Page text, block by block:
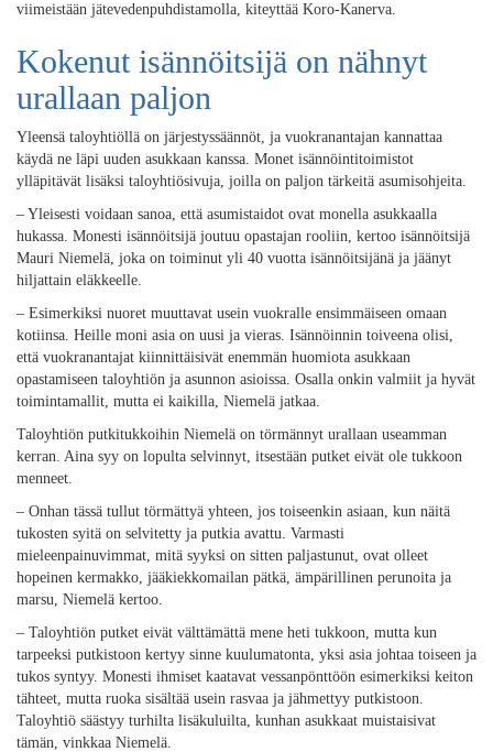
viimeistään jätevedenpuhdistamolla, kiteyttää Koro-Kanerva.
Kokenut isännöitsijä on nähnyt
urallaan paljon
Yleensä taloyhtiöllä on järjestyssäännöt, ja vuokranantajan kannattaa
käydä ne läpi uuden asukkaan kanssa. Monet isännöintitoimistot
ylläpitävät lisäksi taloyhtiösivuja, joilla on paljon tärkeitä asumisohjeita.
– Yleisesti voidaan sanoa, että asumistaidot ovat monella asukkaalla
hukassa. Monesti isännöitsijä joutuu opastajan rooliin, kertoo isännöitsijä
Mauri Niemelä, joka on toiminut yli 40 vuotta isännöitsijänä ja jäänyt
hiljattain eläkkeelle.
– Esimerkiksi nuoret muuttavat usein vuokralle ensimmäiseen omaan
kotiinsa. Heille moni asia on uusi ja vieras. Isännöinnin toiveena olisi,
että vuokranantajat kiinnittäisivät enemmän huomiota asukkaan
opastamiseen taloyhtiön ja asunnon asioissa. Osalla onkin valmiit ja hyvät
toimintamallit, mutta ei kaikilla, Niemelä jatkaa.
Taloyhtiön putkitukkoihin Niemelä on törmännyt urallaan useamman
kerran. Aina syy on lopulta selvinnyt, itsestään putket eivät ole tukkoon
menneet.
– Onhan tässä tullut törmättyä yhteen, jos toiseenkin asiaan, kun näitä
tukosten syitä on selvitetty ja putkia avattu. Varmasti
mieleenpainuvimmat, mitä syyksi on sitten paljastunut, ovat olleet
hopeinen kermakko, jääkiekkomailan pätkä, ämpärillinen perunoita ja
marsu, Niemelä kertoo.
– Taloyhtiön putket eivät välttämättä mene heti tukkoon, mutta kun
tarpeeksi putkistoon kertyy sinne kuulumatonta, yksi asia johtaa toiseen ja
tukos syntyy. Monesti ihmiset kaatavat vessanpönttöön esimerkiksi keiton
tähteet, mutta ruoka sisältää usein rasvaa ja jähmettyy putkistoon.
Taloyhtiö säästyy turhilta lisäkuluilta, kunhan asukkaat muistaisivat
tämän, vinkkaa Niemelä.